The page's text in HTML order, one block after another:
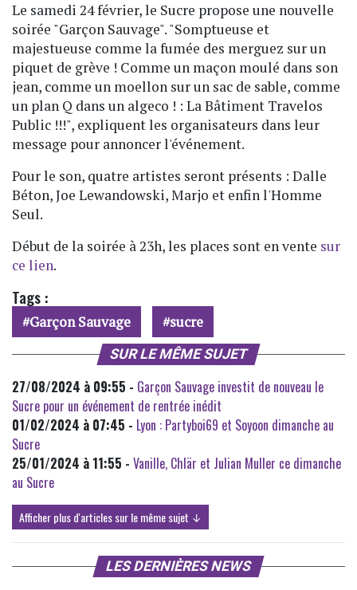
Le samedi 24 février, le Sucre propose une nouvelle
soirée "Garçon Sauvage". "Somptueuse et
majestueuse comme la fumée des merguez sur un
piquet de grève ! Comme un maçon moulé dans son
jean, comme un moellon sur un sac de sable, comme
un plan Q dans un algeco ! : La Bâtiment Travelos
Public !!!", expliquent les organisateurs dans leur
message pour annoncer l'événement.
Pour le son, quatre artistes seront présents : Dalle
Béton, Joe Lewandowski, Marjo et enfin l'Homme
Seul.
Début de la soirée à 23h, les places sont en vente sur
ce lien.
Tags :
Garçon Sauvage sucre
SUR LE MÊME SUJET
27/08/2024 à 09:55 - Garçon Sauvage investit de nouveau le
Sucre pour un événement de rentrée inédit
01/02/2024 à 07:45 - Lyon : Partyboi69 et Soyoon dimanche au
Sucre
25/01/2024 à 11:55 - Vanille, Chlär et Julian Muller ce dimanche
au Sucre
Afficher plus d'articles sur le même sujet ↓
LES DERNIÈRES NEWS